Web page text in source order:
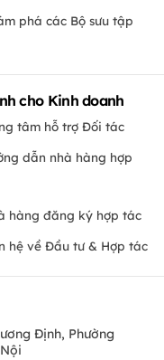
phá các Bộ sưu tập
cho Kinh doanh
tâm hỗ trợ Đối tác
dẫn nhà hàng hợp
hàng đăng ký hợp tác
hệ về Đầu tư & Hợp tác
Định, Phường